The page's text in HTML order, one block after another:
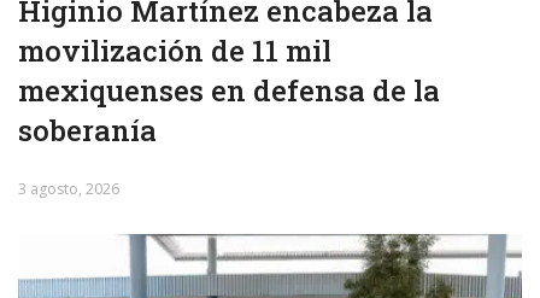
Higinio Martínez encabeza la
movilización de 11 mil
mexiquenses en defensa de la
soberanía
3 agosto, 2026